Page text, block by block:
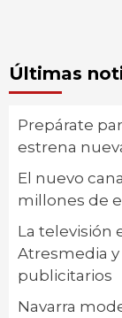
Últimas
Prepárate
estrena
El nuevo
millones de
La televisión
Atresmedia
publicitarios
Navarra